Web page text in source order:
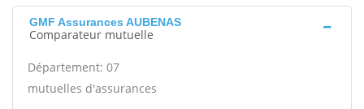
GMF Assurances AUBENAS
Comparateur mutuelle
Département: 07
mutuelles d'assurances